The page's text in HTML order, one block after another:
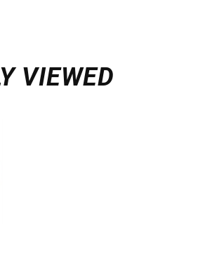
VIEWED